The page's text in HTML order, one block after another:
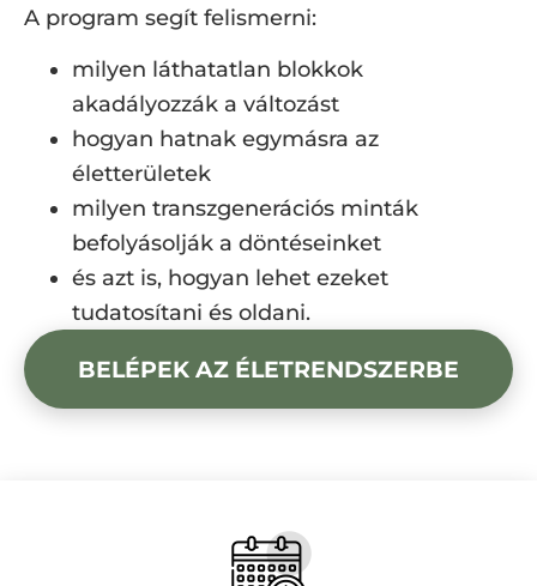
A program segít felismerni:
milyen láthatatlan blokkok
akadályozzák a változást
hogyan hatnak egymásra az
életterületek
milyen transzgenerációs minták
befolyásolják a döntéseinket
és azt is, hogyan lehet ezeket
tudatosítani és oldani.
BELÉPEK AZ ÉLETRENDSZERBE